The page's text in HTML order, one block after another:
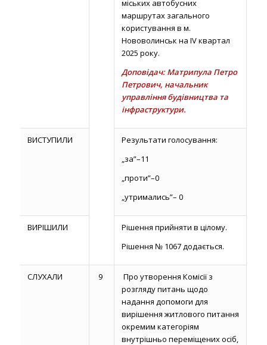
міських автобусних
маршрутах загального
користування в м.
Нововолинськ на IV квартал
2025 року.
Доповідач: Матрипула Петро
Петрович, начальник
управління будівництва та
інфраструктури.
ВИСТУПИЛИ
Результати голосування:
„за”–11
„проти”–0
„утримались”– 0
ВИРІШИЛИ
Рішення прийняти в цілому.
Рішення № 1067 додається.
СЛУХАЛИ 9
Про утворення Комісії з
розгляду питань щодо
надання допомоги для
вирішення житлового питання
окремим категоріям
внутрішньо переміщених осіб,